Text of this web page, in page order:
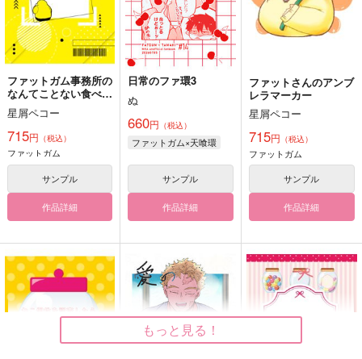
ファットガム事務所の
なんてことない食べる
日々
星屑ペコー
715円 （税込）
ファットガム
サンプル
作品詳細
日常のファ環3
ぬ
660円 （税込）
ファットガム×天喰環
サンプル
作品詳細
ファットさんのアンブ
レラマーカー
星屑ペコー
715円 （税込）
ファットガム
サンプル
作品詳細
もっと見る！